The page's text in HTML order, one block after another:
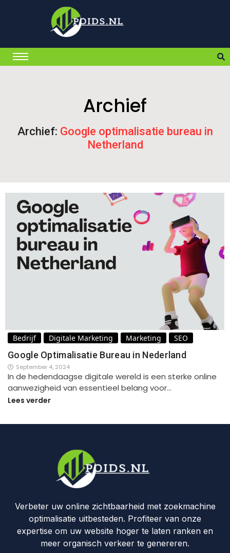
Archief
Archief: Google optimalisatie bureau in
Netherland
Bedrijf Digitale Marketing Marketing SEO
Google Optimalisatie Bureau in Nederland
September 4, 2024
In de hedendaagse digitale wereld is een sterke online
aanwezigheid van essentieel belang voor…
Lees verder
Verbeter uw online zichtbaarheid met zoekmachine
optimalisatie uitbesteden. Profiteer van onze
expertise om uw website hoger te laten ranken en
meer organisch verkeer te genereren.